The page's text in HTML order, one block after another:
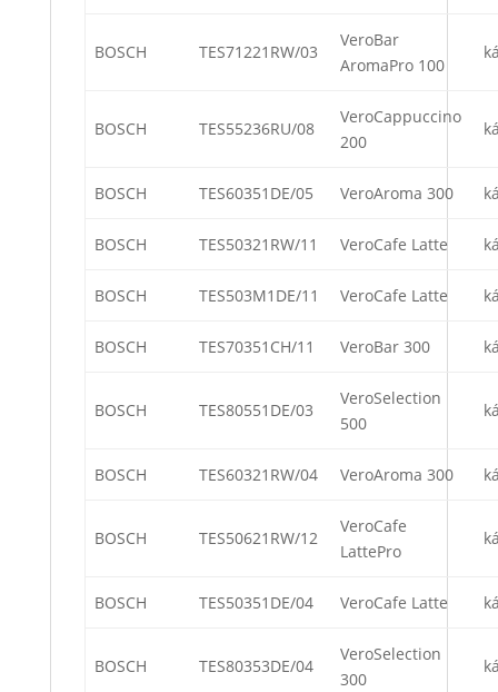
BOSCH TES71221RW/03
VeroBar
AromaPro 100
BOSCH TES55236RU/08
VeroCappuccino
200
BOSCH TES60351DE/05 VeroAroma 300
BOSCH TES50321RW/11 VeroCafe Latte
BOSCH TES503M1DE/11 VeroCafe Latte
BOSCH TES70351CH/11 VeroBar 300
BOSCH TES80551DE/03
VeroSelection
500
BOSCH TES60321RW/04 VeroAroma 300
BOSCH TES50621RW/12
VeroCafe
LattePro
BOSCH TES50351DE/04 VeroCafe Latte
BOSCH TES80353DE/04
VeroSelection
300